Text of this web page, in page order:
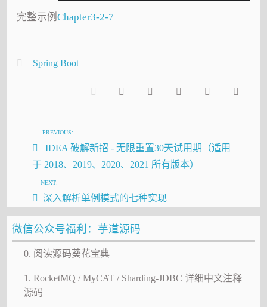
完整示例Chapter3-2-7
Spring Boot
PREVIOUS:
IDEA 破解新招 - 无限重置30天试用期（适用
于 2018、2019、2020、2021 所有版本）
NEXT:
深入解析单例模式的七种实现
微信公众号福利：芋道源码
0. 阅读源码葵花宝典
1. RocketMQ / MyCAT / Sharding-JDBC 详细中文注释
源码